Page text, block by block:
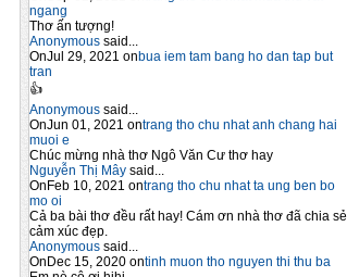
ngang
Thơ ấn tượng!
Anonymous said...
OnJul 29, 2021 onbua iem tam bang ho dan tap but
tran
👍
Anonymous said...
OnJun 01, 2021 ontrang tho chu nhat anh chang hai
muoi e
Chúc mừng nhà thơ Ngô Văn Cư thơ hay
Nguyễn Thị Mây said...
OnFeb 10, 2021 ontrang tho chu nhat ta ung ben bo
mo oi
Cả ba bài thơ đều rất hay! Cám ơn nhà thơ đã chia sẻ
cảm xúc đẹp.
Anonymous said...
OnDec 15, 2020 ontinh muon tho nguyen thi thu ba